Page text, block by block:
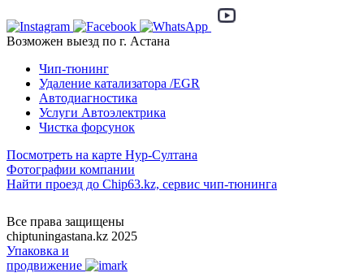
Возможен выезд по г. Астана
Чип-тюнинг
Удаление катализатора /EGR
Автодиагностика
Услуги Автоэлектрика
Чистка форсунок
Посмотреть на карте Нур-Султана
Фотографии компании
Найти проезд до Chip63.kz, сервис чип-тюнинга
Все права защищены
chiptuningastana.kz 2025
Упаковка и
продвижение